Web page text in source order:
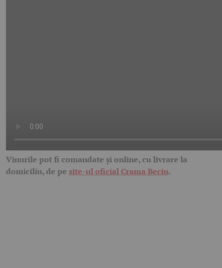
Vinurile pot fi comandate și online, cu livrare la
domiciliu, de pe site-ul oficial Crama Beciu.